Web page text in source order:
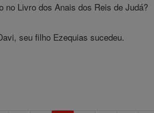
Livro dos Anais dos Reis de Judá?
seu filho Ezequias sucedeu.